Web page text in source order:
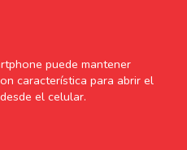
puede mantener
característica para abrir el
el celular.